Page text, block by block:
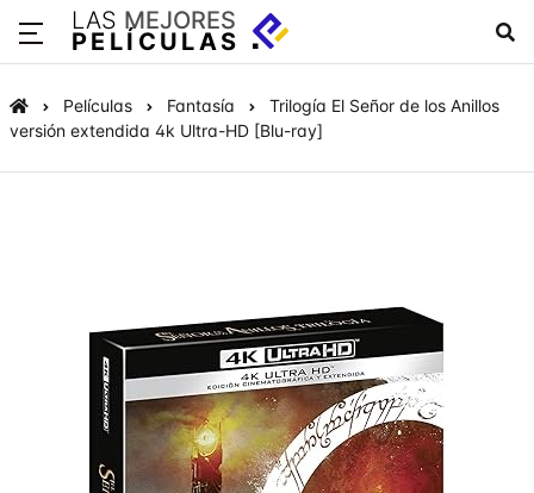
LAS MEJORES
PELÍCULAS
Películas Fantasía
Trilogía El Señor de los Anillos
versión extendida 4k Ultra-HD [Blu-ray]